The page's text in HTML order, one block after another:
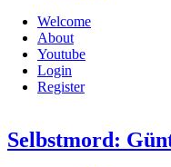
Welcome
About
Youtube
Login
Register
Selbstmord: